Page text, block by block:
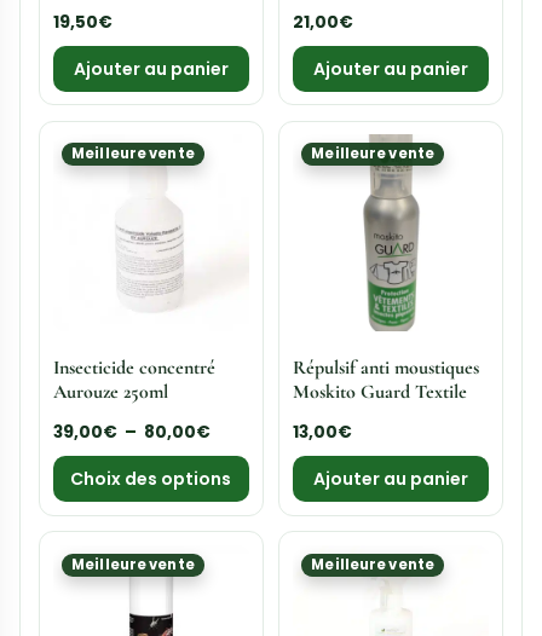
Insecticide Pyrèthre One-
Shot Digrain 200ml
17,00€
Ajouter au panier
Barrage insectes Vulcano
500ml
12,00€
Ajouter au panier
Meilleure vente
Phobi Pal Choc
insecticide Pro
90,00€
Poudre Terre de
Diatomée naturelle
Digrain